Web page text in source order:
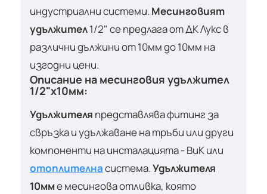
индустриални системи. Месинговият
удължител1/2" се предлага от ДК Лукс в
различни дължини от 10мм до 10мм на
изгодни цени.
Описание на месинговия удължител
1/2"х10мм:
Удължителя представлява фитинг за
свръзка и удължаване на тръби или други
компоненти на инсталацията - ВиК или
отоплителнасистема.Удължителя
10мме месингова отливка, която